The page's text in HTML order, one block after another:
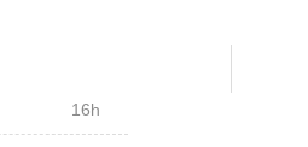
16h